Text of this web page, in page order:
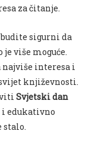
za čitanje.
sigurni da
više moguće.
najviše interesa i
književnosti.
Svjetski dan
edukativno
stalo.